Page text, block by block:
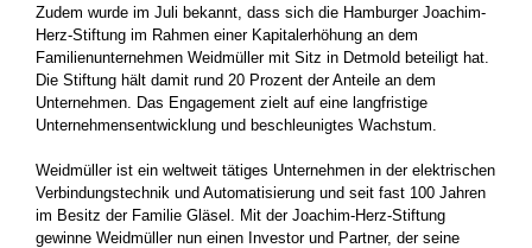
Zudem wurde im Juli bekannt, dass sich die Hamburger Joachim-
Herz-Stiftung im Rahmen einer Kapitalerhöhung an dem
Familienunternehmen Weidmüller mit Sitz in Detmold beteiligt hat.
Die Stiftung hält damit rund 20 Prozent der Anteile an dem
Unternehmen. Das Engagement zielt auf eine langfristige
Unternehmensentwicklung und beschleunigtes Wachstum.
Weidmüller ist ein weltweit tätiges Unternehmen in der elektrischen
Verbindungstechnik und Automatisierung und seit fast 100 Jahren
im Besitz der Familie Gläsel. Mit der Joachim-Herz-Stiftung
gewinne Weidmüller nun einen Investor und Partner, der seine